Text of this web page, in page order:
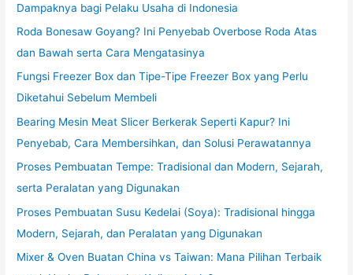
Dampaknya bagi Pelaku Usaha di Indonesia
Roda Bonesaw Goyang? Ini Penyebab Overbose Roda Atas
dan Bawah serta Cara Mengatasinya
Fungsi Freezer Box dan Tipe-Tipe Freezer Box yang Perlu
Diketahui Sebelum Membeli
Bearing Mesin Meat Slicer Berkerak Seperti Kapur? Ini
Penyebab, Cara Membersihkan, dan Solusi Perawatannya
Proses Pembuatan Tempe: Tradisional dan Modern, Sejarah,
serta Peralatan yang Digunakan
Proses Pembuatan Susu Kedelai (Soya): Tradisional hingga
Modern, Sejarah, dan Peralatan yang Digunakan
Mixer & Oven Buatan China vs Taiwan: Mana Pilihan Terbaik